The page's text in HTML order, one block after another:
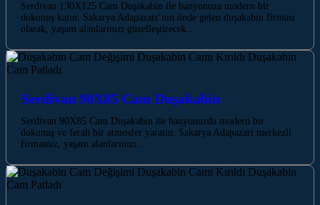
Serdivan 130X125 Cam Duşakabin ile banyonuza modern bir
dokunuş katın. Sakarya Adapazarı’nın önde gelen duşakabin firması
olarak, yaşam alanlarınızı güzelleştirecek…
Serdivan 90X85 Cam Duşakabin
Serdivan 90X85 Cam Duşakabin ile banyonuzda modern bir
dokunuş ve ferah bir atmosfer yaratın. Sakarya Adapazarı merkezli
firmamız, yaşam alanlarınızı…